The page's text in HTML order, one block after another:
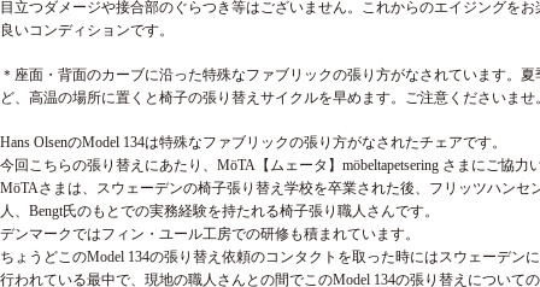
目立つダメージや接合部のぐらつき等はございません。これからのエイジングを
良いコンディションです。
＊座面・背面のカーブに沿った特殊なファブリックの張り方がなされています。
ど、高温の場所に置くと椅子の張り替えサイクルを早めます。ご注意くださいませ
Hans OlsenのModel 134は特殊なファブリックの張り方がなされたチェアです。
今回こちらの張り替えにあたり、 MöTA【ムェータ】 möbeltapetsering さまにご協力
MöTAさまは、スウェーデンの椅子張り替え学校を卒業された後、フリッツハンセ
人、Bengt氏のもとでの実務経験を持たれる椅子張り職人さんです。
デンマークではフィン・ユール工房での研修も積まれています。
ちょうどこのModel 134の張り替え依頼のコンタクトを取った時にはスウェーデン
行われている最中で、現地の職人さんとの間でこのModel 134の張り替えについて